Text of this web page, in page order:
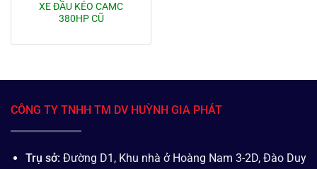
XE ĐẦU KÉO CAMC
380HP CŨ
CÔNG TY TNHH TM DV HUỲNH GIA PHÁT
Trụ sở: Đường D1, Khu nhà ở Hoàng Nam 3-2D, Đào Duy